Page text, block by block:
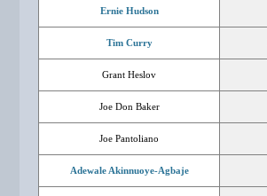
Ernie Hudson
Tim Curry
Grant Heslov
Joe Don Baker
Joe Pantoliano
Adewale Akinnuoye-Agbaje